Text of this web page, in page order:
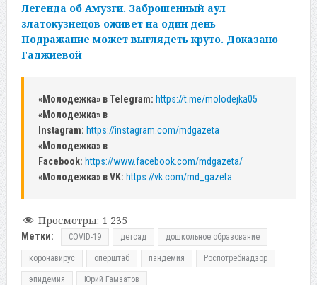
Легенда об Амузги. Заброшенный аул
златокузнецов оживет на один день
Подражание может выглядеть круто. Доказано
Гаджиевой
«Молодежка» в Telegram: https://t.me/molodejka05
«Молодежка» в
Instagram: https://instagram.com/mdgazeta
«Молодежка» в
Facebook: https://www.facebook.com/mdgazeta/
«Молодежка» в VK: https://vk.com/md_gazeta
Просмотры: 1 235
Метки: COVID-19 детсад дошкольное образование
коронавирус оперштаб пандемия Роспотребнадзор
эпидемия Юрий Гамзатов